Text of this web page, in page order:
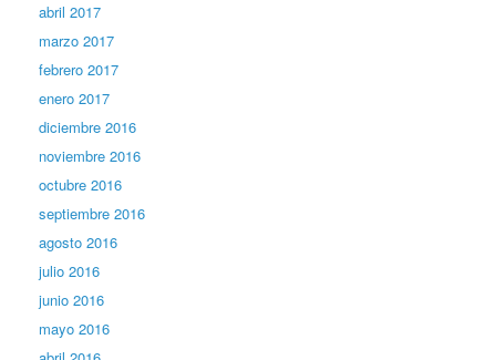
abril 2017
marzo 2017
febrero 2017
enero 2017
diciembre 2016
noviembre 2016
octubre 2016
septiembre 2016
agosto 2016
julio 2016
junio 2016
mayo 2016